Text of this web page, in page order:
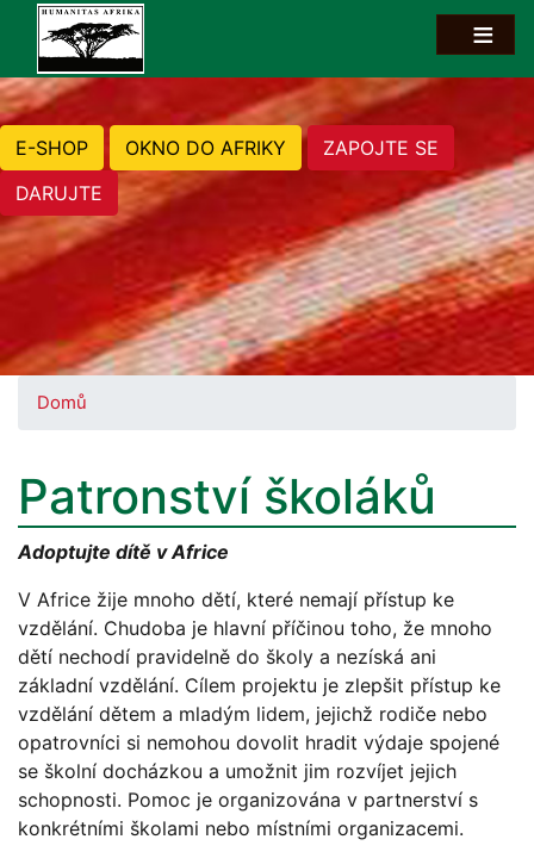
E-SHOP OKNO DO AFRIKY
ZAPOJTE SE
DARUJTE
Domů
Patronství školáků
Adoptujte dítě v Africe
V Africe žije mnoho dětí, které nemají přístup ke
vzdělání. Chudoba je hlavní příčinou toho, že mnoho
dětí nechodí pravidelně do školy a nezíská ani
základní vzdělání. Cílem projektu je zlepšit přístup ke
vzdělání dětem a mladým lidem, jejichž rodiče nebo
opatrovníci si nemohou dovolit hradit výdaje spojené
se školní docházkou a umožnit jim rozvíjet jejich
schopnosti. Pomoc je organizována v partnerství s
konkrétními školami nebo místními organizacemi.